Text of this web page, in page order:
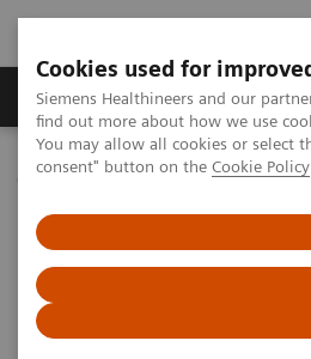
Cookies used for
Siemens Healthineers and our
find out more about how we use
You may allow all cookies or select
consent" button on the Cookie Policy
Продукція та сервіси
Домашня
Медична візуалізація
MI World Summit 2026 Moments
Image 82